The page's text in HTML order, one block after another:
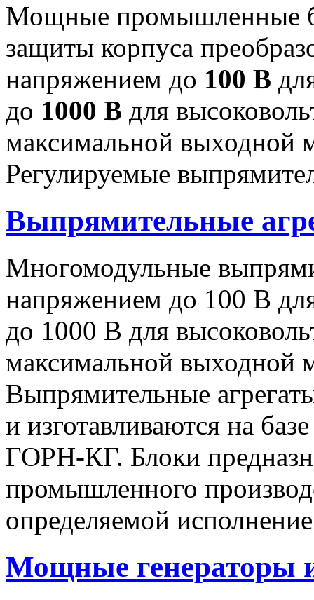
Мощные промышленные
защиты корпуса
напряжением до 100 В
до 1000 В для
максимальной
Регулируемые
Выпрямительные
Многомодульные
напряжением до 100 В
до 1000 В для
максимальной
Выпрямительные
и изготавливаются на
ГОРН-КГ. Блоки
промышленного
определяемой
Мощные